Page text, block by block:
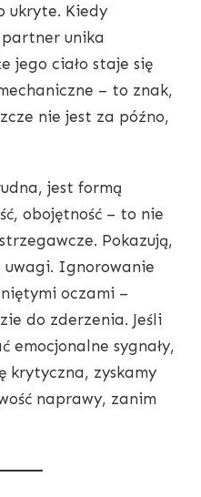
ukryte. Kiedy
unika
jego ciało staje się
– to znak,
nie jest za późno,
jest formą
obojętność – to nie
Pokazują,
uwagi. Ignorowanie
oczami –
do zderzenia. Jeśli
emocjonalne sygnały,
krytyczna, zyskamy
naprawy, zanim